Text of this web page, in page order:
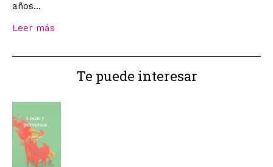
años...
Leer más
Te puede interesar